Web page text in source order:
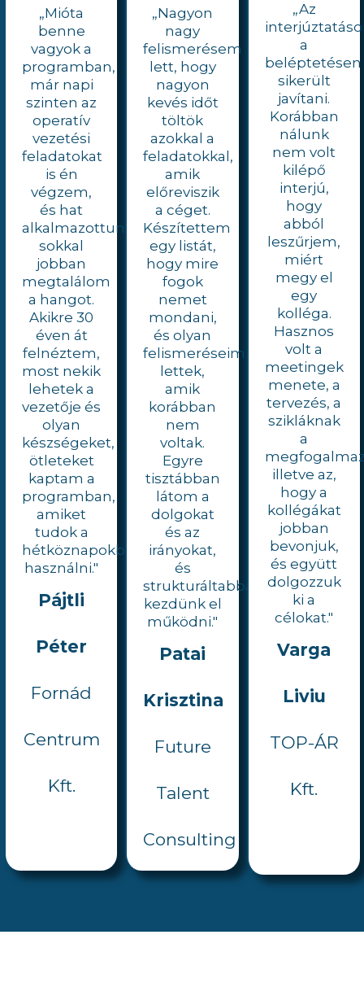
„Mióta
benne
vagyok a
programban,
már napi
szinten az
operatív
vezetési
feladatokat
is én
végzem,
és hat
alkalmazottunkkal
sokkal
jobban
megtalálom
a hangot.
Akikre 30
éven át
felnéztem,
most nekik
lehetek a
vezetője és
olyan
készségeket,
ötleteket
kaptam a
programban,
amiket
tudok a
hétköznapokban
használni."
Pájtli
Péter
Fornád
Centrum
Kft.
„Nagyon
nagy
felismerésem
lett, hogy
nagyon
kevés időt
töltök
azokkal a
feladatokkal,
amik
előreviszik
a céget.
Készítettem
egy listát,
hogy mire
fogok
nemet
mondani,
és olyan
felismeréseim
lettek,
amik
korábban
nem
voltak.
Egyre
tisztábban
látom a
dolgokat
és az
irányokat,
és
strukturáltabban
kezdünk el
működni."
Patai
Krisztina
Future
Talent
Consulting
„Az
a
beléptetésen
sikerült
javítani.
Korábban
nálunk
nem volt
kilépő
interjú,
hogy
abból
leszűrjem,
miért
megy el
egy
kolléga.
Hasznos
volt a
meetingek
menete, a
tervezés, a
szikláknak
a
illetve az,
hogy a
kollégákat
jobban
bevonjuk,
és együtt
dolgozzuk
ki a
célokat."
Varga
Liviu
TOP-ÁR
Kft.